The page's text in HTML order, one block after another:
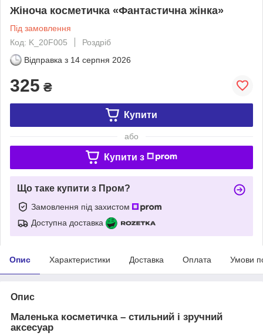
Жіноча косметичка «Фантастична жінка»
Під замовлення
Код: K_20F005
Роздріб
Відправка з 14 серпня 2026
325 ₴
Купити
або
Купити з
Що таке купити з Пром?
Замовлення під захистом
Доступна доставка
Опис Характеристики Доставка Оплата Умови
Опис
Маленька косметичка – стильний і зручний
аксесуар